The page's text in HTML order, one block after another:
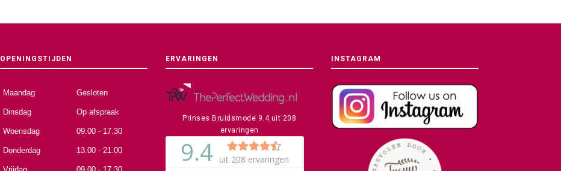
OPENINGSTIJDEN
Maandag Gesloten
Dinsdag Op afspraak
Woensdag 09.00 - 17.30
Donderdag 13.00 - 21.00
ERVARINGEN
Prinses Bruidsmode 9.4uit 208
ervaringen
INSTAGRAM